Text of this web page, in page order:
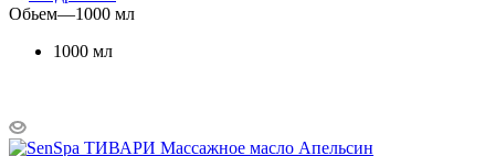
Обьем—1000 мл
1000 мл